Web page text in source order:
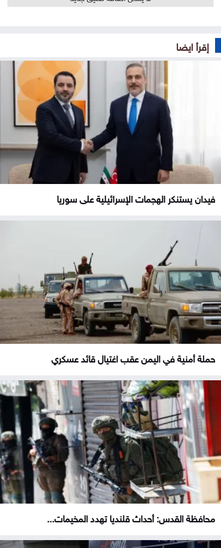
إقرأ ايضا
فيدان يستنكر الهجمات الإسرائيلية على سوريا
حملة أمنية في اليمن عقب اغتيال قائد عسكري
محافظة القدس: أحداث قلنديا تهدد المخيمات...